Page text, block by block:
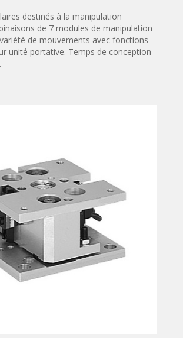
pneumatiques
FLUIDES
raccordement
tous fluides
pédale
Imprimerie
Plasturgie
Solutions personnalisées
+33 0 254 553 811
En
destinés à la manipulation
de 7 modules de manipulation
de mouvements avec fonctions
unité portative. Temps de conception